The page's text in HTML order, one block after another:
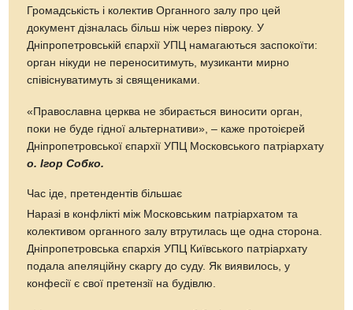
Громадськість і колектив Органного залу про цей
документ дізналась більш ніж через півроку. У
Дніпропетровській єпархії УПЦ намагаються заспокоїти:
орган нікуди не переноситимуть, музиканти мирно
співіснуватимуть зі священиками.
«Православна церква не збирається виносити орган,
поки не буде гідної альтернативи», – каже протоієрей
Дніпропетровської єпархії УПЦ Московського патріархату
о. Ігор Собко.
Час іде, претендентів більшає
Наразі в конфлікті між Московським патріархатом та
колективом органного залу втрутилась ще одна сторона.
Дніпропетровська єпархія УПЦ Київського патріархату
подала апеляційну скаргу до суду. Як виявилось, у
конфесії є свої претензії на будівлю.